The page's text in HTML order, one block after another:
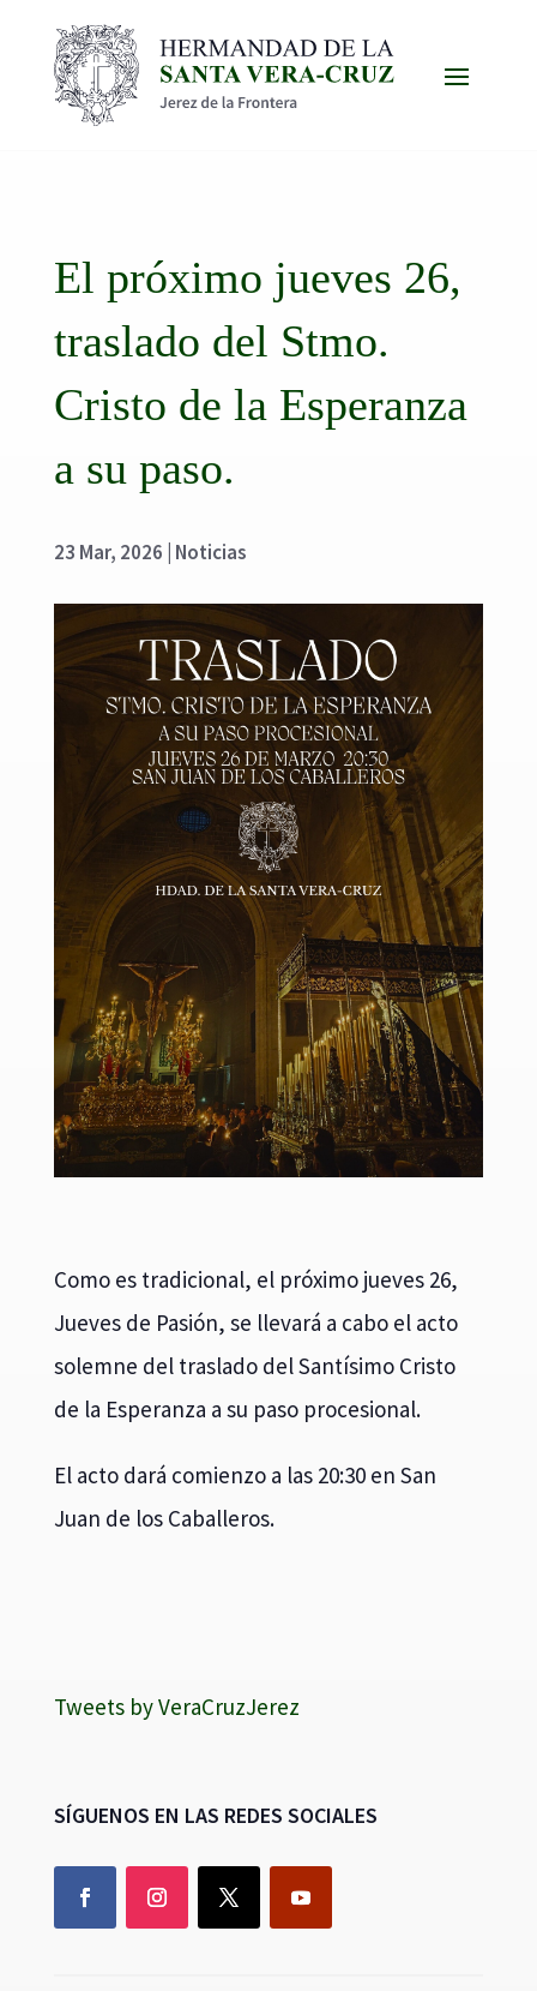
El próximo jueves 26,
traslado del Stmo.
Cristo de la Esperanza
a su paso.
23 Mar, 2026 Noticias
Como es tradicional, el próximo jueves 26,
Jueves de Pasión, se llevará a cabo el acto
solemne del traslado del Santísimo Cristo
de la Esperanza a su paso procesional.
El acto dará comienzo a las 20:30 en San
Juan de los Caballeros.
Tweets by VeraCruzJerez
SÍGUENOS EN LAS REDES SOCIALES